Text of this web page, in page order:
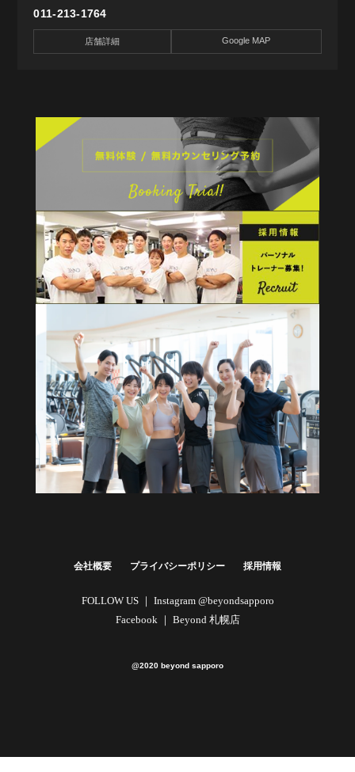
011-213-1764
店舗詳細 Google MAP
会社概要 プライバシーポリシー 採用情報
FOLLOW US ｜ Instagram @beyondsapporo
Facebook ｜ Beyond 札幌店
@2020 beyond sapporo